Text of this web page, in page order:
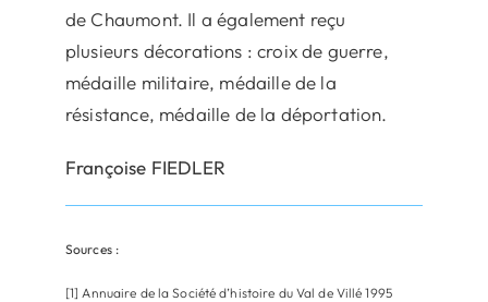
de Chaumont. Il a également reçu
plusieurs décorations : croix de guerre,
médaille militaire, médaille de la
résistance, médaille de la déportation.
Françoise FIEDLER
Sources :
[1] Annuaire de la Société d’histoire du Val de Villé 1995